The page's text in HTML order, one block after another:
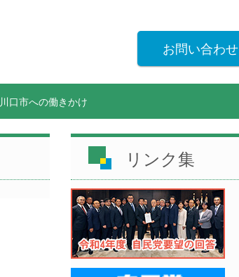
お問い合わせ
川口市への働きかけ
リンク集